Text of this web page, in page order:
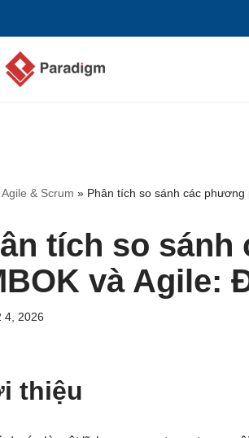
Agile & Scrum » Phân tích so sánh các
tích so
và Agile:
4, 2026
thiệu